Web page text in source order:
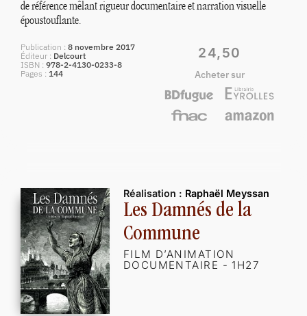
de référence mêlant rigueur documentaire et narration visuelle
époustouflante.
Publication
8 novembre 2017
Éditeur
Delcourt
ISBN 978-2-4130-0233-8
Pages
144
24,50
Acheter sur
Réalisation : Raphaël Meyssan
Les Damnés de la
Commune
FILM D’ANIMATION
DOCUMENTAIRE - 1H27